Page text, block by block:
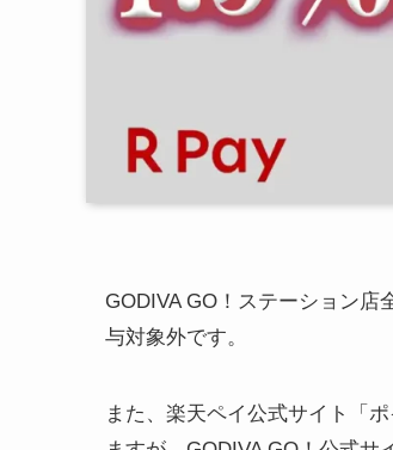
GODIVA GO！ステーション
与対象外です。
また、楽天ペイ公式サイト「